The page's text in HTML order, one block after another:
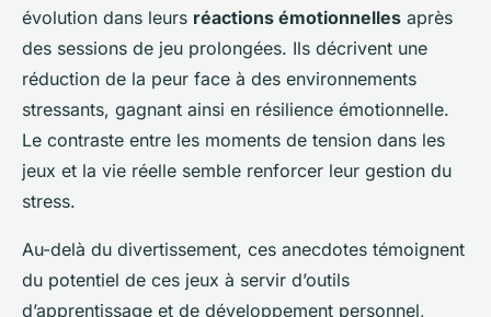
évolution dans leurs réactions émotionnelles après
des sessions de jeu prolongées. Ils décrivent une
réduction de la peur face à des environnements
stressants, gagnant ainsi en résilience émotionnelle.
Le contraste entre les moments de tension dans les
jeux et la vie réelle semble renforcer leur gestion du
stress.
Au-delà du divertissement, ces anecdotes témoignent
du potentiel de ces jeux à servir d’outils
d’apprentissage et de développement personnel,